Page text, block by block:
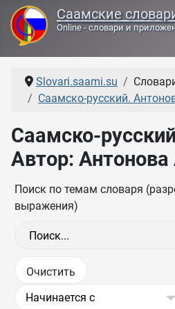
Саамские
Online - словари и
Slovari.saami.su
Саамско-русский.
Саамско-
Автор:
Поиск по темам словаря
выражения)